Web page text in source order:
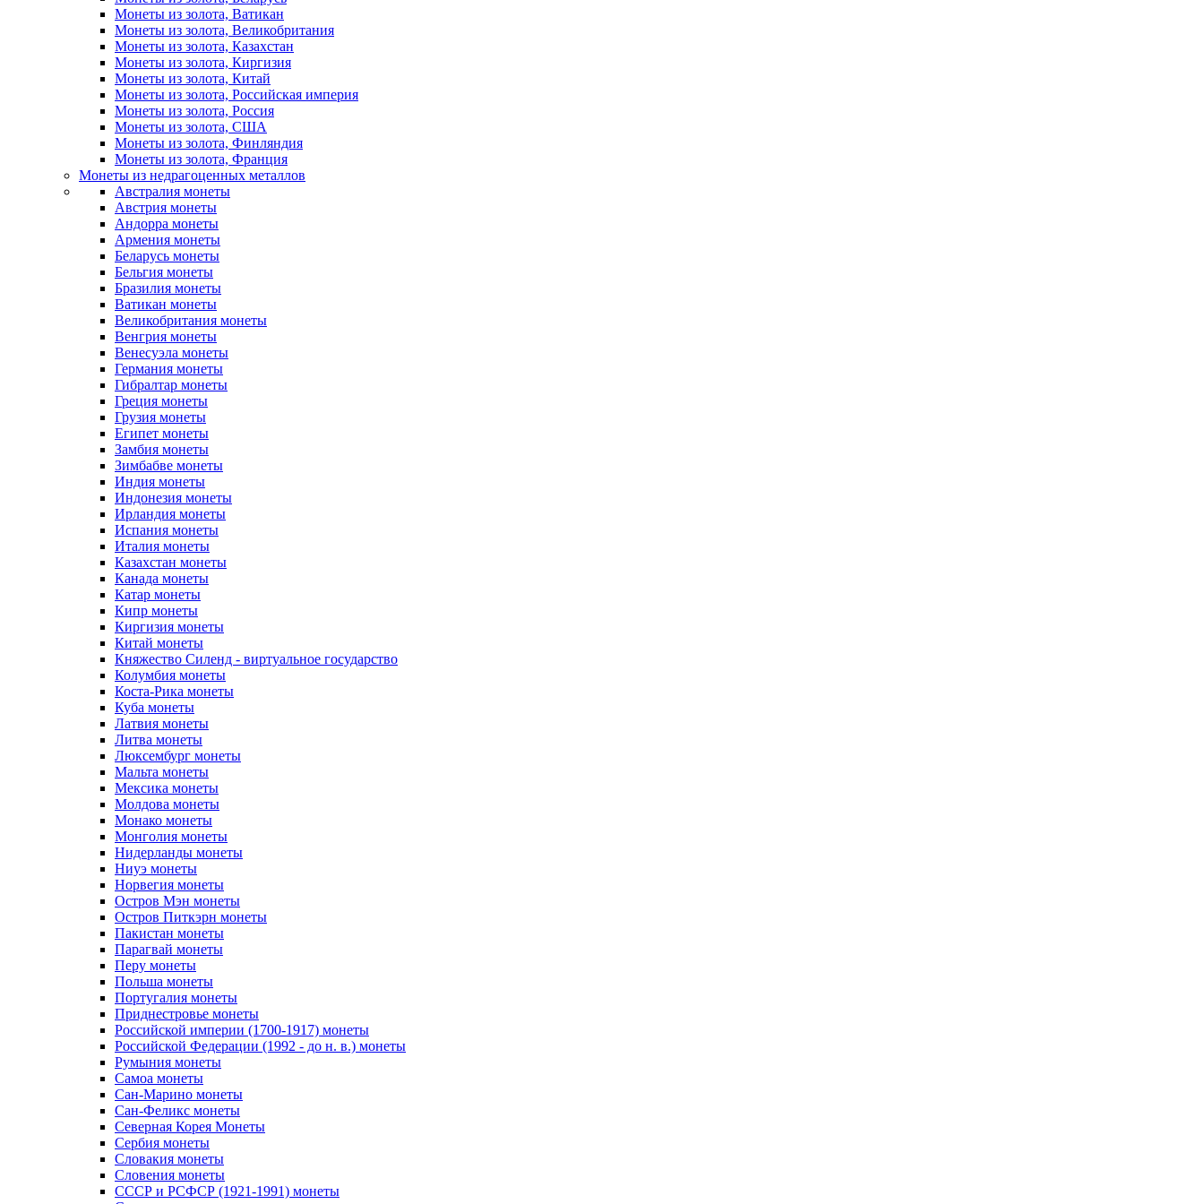
Монеты из золота, Ватикан
Монеты из золота, Великобритания
Монеты из золота, Казахстан
Монеты из золота, Киргизия
Монеты из золота, Китай
Монеты из золота, Российская империя
Монеты из золота, Россия
Монеты из золота, США
Монеты из золота, Финляндия
Монеты из золота, Франция
Монеты из недрагоценных металлов
Австралия монеты
Австрия монеты
Андорра монеты
Армения монеты
Беларусь монеты
Бельгия монеты
Бразилия монеты
Ватикан монеты
Великобритания монеты
Венгрия монеты
Венесуэла монеты
Германия монеты
Гибралтар монеты
Греция монеты
Грузия монеты
Египет монеты
Замбия монеты
Зимбабве монеты
Индия монеты
Индонезия монеты
Ирландия монеты
Испания монеты
Италия монеты
Казахстан монеты
Канада монеты
Катар монеты
Кипр монеты
Киргизия монеты
Китай монеты
Княжество Силенд - виртуальное государство
Колумбия монеты
Коста-Рика монеты
Куба монеты
Латвия монеты
Литва монеты
Люксембург монеты
Мальта монеты
Мексика монеты
Молдова монеты
Монако монеты
Монголия монеты
Нидерланды монеты
Ниуэ монеты
Норвегия монеты
Остров Мэн монеты
Остров Питкэрн монеты
Пакистан монеты
Парагвай монеты
Перу монеты
Польша монеты
Португалия монеты
Приднестровье монеты
Российской империи (1700-1917) монеты
Российской Федерации (1992 - до н. в.) монеты
Румыния монеты
Самоа монеты
Сан-Марино монеты
Сан-Феликс монеты
Северная Корея Монеты
Сербия монеты
Словакия монеты
Словения монеты
СССР и РСФСР (1921-1991) монеты